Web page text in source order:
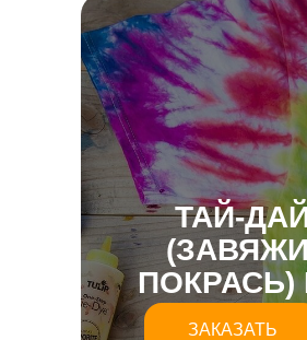
ТАЙ-
(
ПОКРАСЬ)
ЗАКАЗАТЬ